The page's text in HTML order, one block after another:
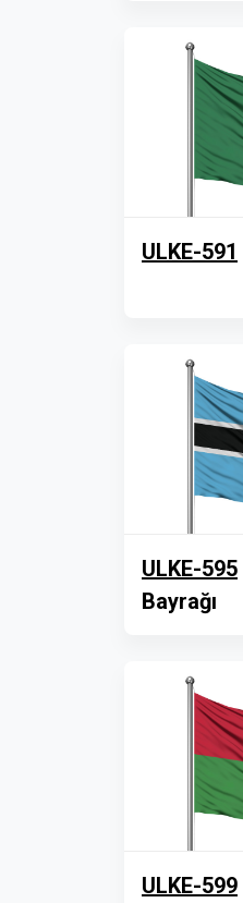
ULKE-591
ULKE-595
Bayrağı
ULKE-599